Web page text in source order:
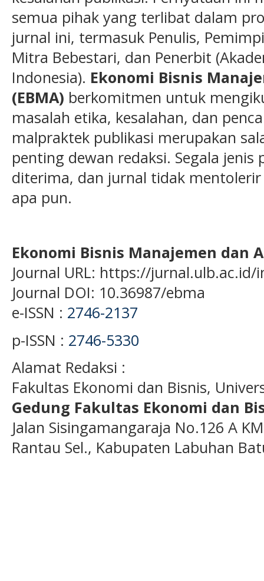
semua pihak yang terlibat dalam
jurnal ini, termasuk Penulis,
Mitra Bebestari, dan Penerbit
Indonesia). Ekonomi Bisnis
(EBMA) berkomitmen untuk
masalah etika, kesalahan, dan
malpraktek publikasi merupakan
penting dewan redaksi. Segala
diterima, dan jurnal tidak
apa pun.
Ekonomi Bisnis Manajemen dan
Journal URL: https://
Journal DOI: 10.36987/ebma
e-ISSN : 2746-2137
p-ISSN : 2746-5330
Alamat Redaksi :
Fakultas Ekonomi dan Bisnis,
Gedung Fakultas Ekonomi dan
Jalan Sisingamangaraja No.126 A
Rantau Sel., Kabupaten Labuhan